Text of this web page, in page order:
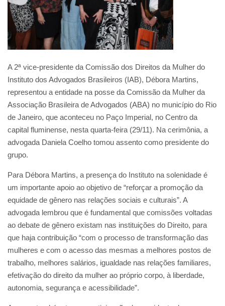
A 2ª vice-presidente da Comissão dos Direitos da Mulher do
Instituto dos Advogados Brasileiros (IAB), Débora Martins,
representou a entidade na posse da Comissão da Mulher da
Associação Brasileira de Advogados (ABA) no município do Rio
de Janeiro, que aconteceu no Paço Imperial, no Centro da
capital fluminense, nesta quarta-feira (29/11). Na cerimônia, a
advogada Daniela Coelho tomou assento como presidente do
grupo.
Para Débora Martins, a presença do Instituto na solenidade é
um importante apoio ao objetivo de “reforçar a promoção da
equidade de gênero nas relações sociais e culturais”. A
advogada lembrou que é fundamental que comissões voltadas
ao debate de gênero existam nas instituições do Direito, para
que haja contribuição “com o processo de transformação das
mulheres e com o acesso das mesmas a melhores postos de
trabalho, melhores salários, igualdade nas relações familiares,
efetivação do direito da mulher ao próprio corpo, à liberdade,
autonomia, segurança e acessibilidade”.